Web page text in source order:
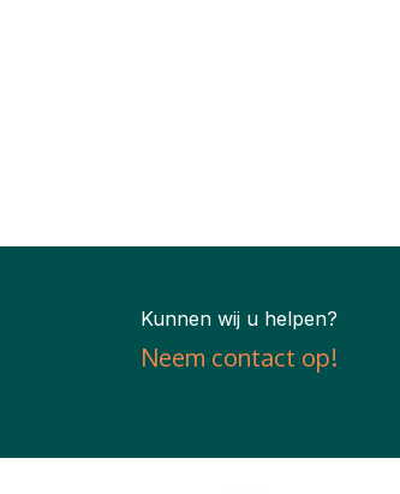
Kunnen wij u helpen?
Neem contact op!